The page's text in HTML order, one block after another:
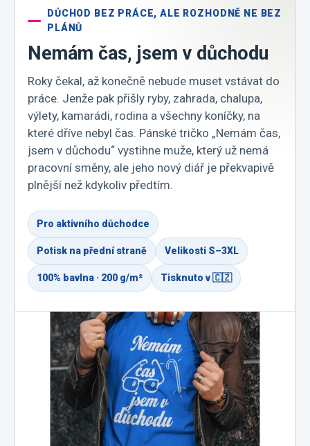
DŮCHOD BEZ PRÁCE, ALE ROZHODNĚ NE BEZ
PLÁNŮ
Nemám čas, jsem v důchodu
Roky čekal, až konečně nebude muset vstávat do
práce. Jenže pak přišly ryby, zahrada, chalupa,
výlety, kamarádi, rodina a všechny koníčky, na
které dříve nebyl čas. Pánské tričko „Nemám čas,
jsem v důchodu“ vystihne muže, který už nemá
pracovní směny, ale jeho nový diář je překvapivě
plnější než kdykoliv předtím.
Pro aktivního důchodce
Potisk na přední straně Velikosti S–3XL
100% bavlna · 200 g/m² Tisknuto v 🇨🇿